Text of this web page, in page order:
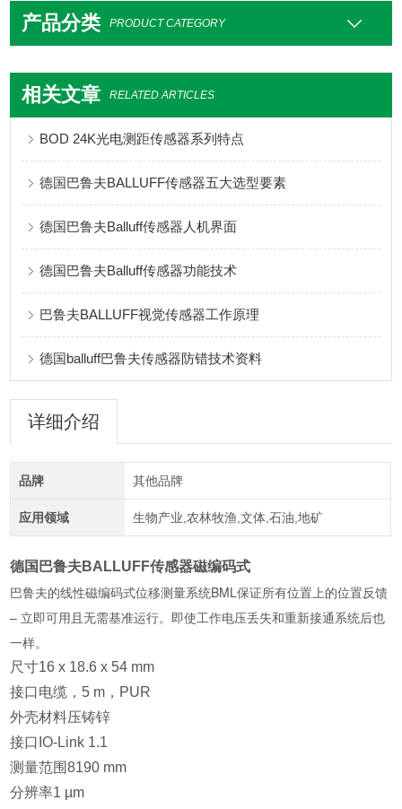
产品分类 PRODUCT CATEGORY
相关文章 RELATED ARTICLES
BOD 24K光电测距传感器系列特点
德国巴鲁夫BALLUFF传感器五大选型要素
德国巴鲁夫Balluff传感器人机界面
德国巴鲁夫Balluff传感器功能技术
巴鲁夫BALLUFF视觉传感器工作原理
德国balluff巴鲁夫传感器防错技术资料
详细介绍
品牌 其他品牌
应用领域 生物产业,农林牧渔,文体,石油,地矿
德国巴鲁夫BALLUFF传感器磁编码式
巴鲁夫的线性磁编码式位移测量系统BML保证所有位置上的位置反馈
– 立即可用且无需基准运行。即使工作电压丢失和重新接通系统后也
一样。
尺寸16 x 18.6 x 54 mm
接口电缆，5 m，PUR
外壳材料压铸锌
接口IO-Link 1.1
测量范围8190 mm
分辨率1 µm